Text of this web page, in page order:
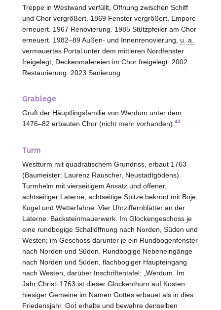
Treppe in Westwand verfüllt, Öffnung zwischen Schiff
und Chor vergrößert. 1869 Fenster vergrößert, Empore
erneuert. 1967 Renovierung. 1985 Stützpfeiler am Chor
erneuert. 1982–89 Außen- und Innenrenovierung, u. a.
vermauertes Portal unter dem mittleren Nordfenster
freigelegt, Deckenmalereien im Chor freigelegt. 2002
Restaurierung. 2023 Sanierung.
Grablege
Gruft der Häuptlingsfamilie von Werdum unter dem
1476–82 erbauten Chor (nicht mehr vorhanden). 43
Turm
Westturm mit quadratischem Grundriss, erbaut 1763
(Baumeister: Laurenz Rauscher, Neustadtgödens).
Turmhelm mit vierseitigem Ansatz und offener,
achtseitiger Laterne, achtseitige Spitze bekrönt mit Boje,
Kugel und Wetterfahne. Vier Uhrziffernblätter an der
Laterne. Backsteinmauerwerk. Im Glockengeschoss je
eine rundbogige Schallöffnung nach Norden, Süden und
Westen; im Geschoss darunter je ein Rundbogenfenster
nach Norden und Süden. Rundbogige Nebeneingänge
nach Norden und Süden, flachbogiger Haupteingang
nach Westen , darüber Inschriftentafel: „Werdum. Im
Jahr Christi 1763 ist dieser Glockenthurn auf Kosten
hiesiger Gemeine im Namen Gottes erbauet als in dies
Friedensjahr. Got̄ erhalte und bewahre denselben